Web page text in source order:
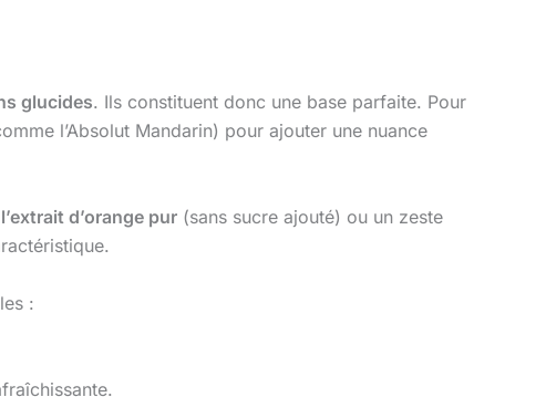
glucides. Ils constituent donc une base parfaite. Pour
l’Absolut Mandarin) pour ajouter une nuance
l’extrait d’orange pur (sans sucre ajouté) ou un zeste
: